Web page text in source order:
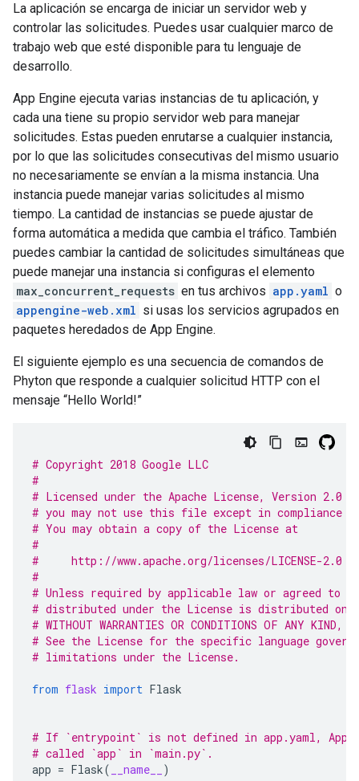
La aplicación se encarga de iniciar un servidor web y
controlar las solicitudes. Puedes usar cualquier marco de
trabajo web que esté disponible para tu lenguaje de
desarrollo.
App Engine ejecuta varias instancias de tu aplicación, y
cada una tiene su propio servidor web para manejar
solicitudes. Estas pueden enrutarse a cualquier instancia,
por lo que las solicitudes consecutivas del mismo usuario
no necesariamente se envían a la misma instancia. Una
instancia puede manejar varias solicitudes al mismo
tiempo. La cantidad de instancias se puede ajustar de
forma automática a medida que cambia el tráfico. También
puedes cambiar la cantidad de solicitudes simultáneas que
puede manejar una instancia si configuras el elemento
max_concurrent_requests en tus archivos app.yaml o
appengine-web.xml si usas los servicios agrupados en
paquetes heredados de App Engine.
El siguiente ejemplo es una secuencia de comandos de
Phyton que responde a cualquier solicitud HTTP con el
mensaje “Hello World!”
# Copyright 2018 Google LLC
#
# Licensed under the Apache License, Version
# you may not use this file except in compliance
# You may obtain a copy of the License at
#
#     http://www.apache.org/licenses/LICENSE-2.0
#
# Unless required by applicable law or agreed to
# distributed under the License is distributed on
# WITHOUT WARRANTIES OR CONDITIONS OF ANY
# See the License for the specific language
# limitations under the License.
from flask import Flask
# If `entrypoint` is not defined in app.yaml, App
# called `app` in `main.py`.
app = Flask( __name__ )